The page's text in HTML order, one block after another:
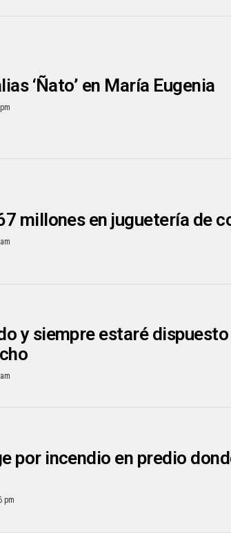
‘Ñato’ en María Eugenia
millones en juguetería de
y siempre estaré
por incendio en predio
pm